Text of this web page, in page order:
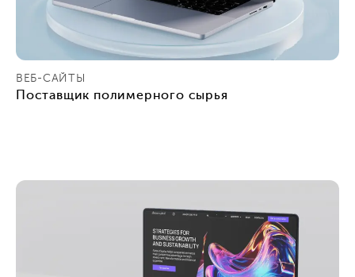
ВЕБ-САЙТЫ
Поставщик полимерного сырья